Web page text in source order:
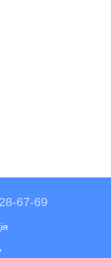
67-69